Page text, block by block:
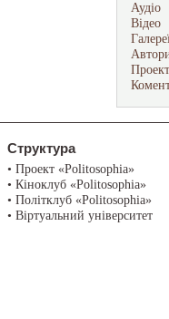
Аудіо
Відео
Структура
• Проект «Politosophia»
• Кіноклуб «Politosophia»
• Політклуб «Politosophia»
• Віртуальний університет